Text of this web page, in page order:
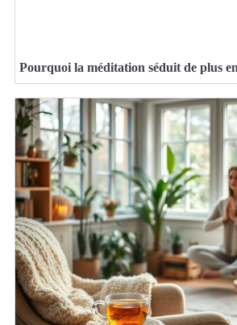
Pourquoi la méditation séduit de plus